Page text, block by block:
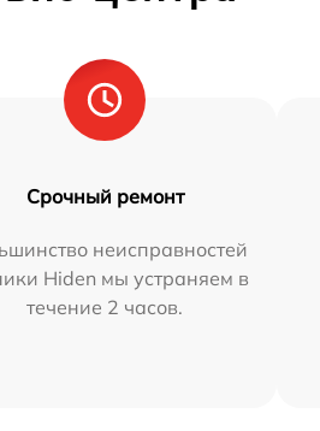
Срочный ремонт
неисправностей
Hiden мы устраняем в
течение 2 часов.